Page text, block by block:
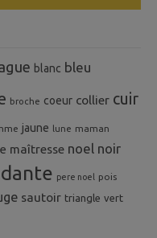
blanc bleu
broche coeur collier cuir
jaune lune maman
maîtresse noel noir
pere noel pois
sautoir triangle vert